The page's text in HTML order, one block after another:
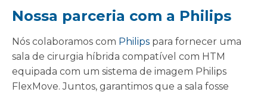
Nossa parceria com a Philips
Nós colaboramos com Philips para fornecer uma
sala de cirurgia híbrida compatível com HTM
equipada com um sistema de imagem Philips
FlexMove. Juntos, garantimos que a sala fosse